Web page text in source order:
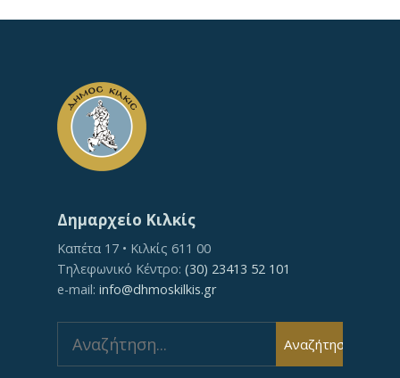
Δημαρχείο Κιλκίς
Καπέτα 17 • Κιλκίς 611 00
Τηλεφωνικό Κέντρο: (30) 23413 52 101
e-mail: info@dhmoskilkis.gr
for:
Αναζήτηση